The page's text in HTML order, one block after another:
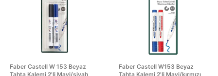
Faber Castell W 153 Beyaz
Tahta Kalemi 2'li Mavi/siyah
Faber Castell W153 Beyaz
Tahta Kalemi 2'li Mavi/kırmızı